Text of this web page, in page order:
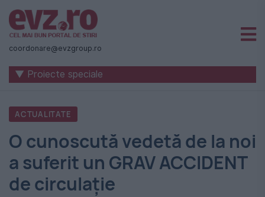
Știri
naționale
internaționale
România
-
Evenimentul
Zilei
coordonare@evzgroup.ro
▼ Proiecte speciale
ACTUALITATE
O cunoscută vedetă de la noi
a suferit un GRAV ACCIDENT
de circulație